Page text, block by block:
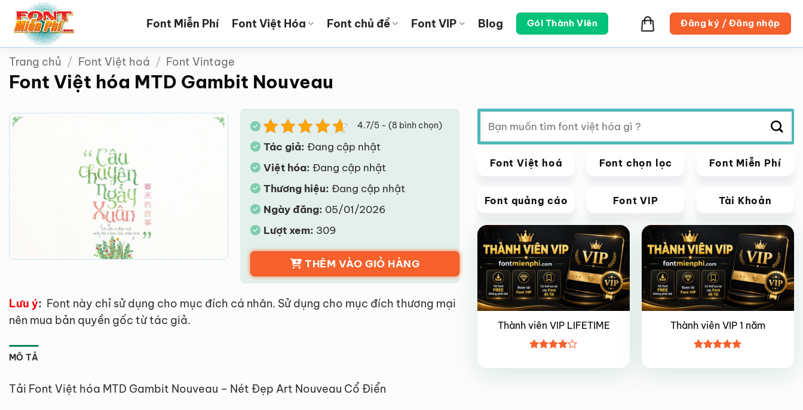
qua
dung
Font Miễn Phí Font Việt Hóa Font chủ đề Font VIP Blog Gói Thành Viên Đăng ký / Đăng nhập
Trang chủ / Font Việt hoá / Font Vintage
Font Việt hóa MTD Gambit Nouveau
4.7/5 - (8 bình chọn)
Tác giả: Đang cập nhật
Việt hóa: Đang cập nhật
Thương hiệu: Đang cập nhật
Ngày đăng: 05/01/2026
Lượt xem: 309
THÊM VÀO GIỎ HÀNG
Lưu ý: Font này chỉ sử dụng cho mục đích cá nhân. Sử dụng cho mục đích thương mại
nên mua bản quyền gốc từ tác giả.
MÔ TẢ
Tải Font Việt hóa MTD Gambit Nouveau – Nét Đẹp Art Nouveau Cổ Điển
Tìm
kiếm:
Font Việt hoá Font chọn lọc Font Miễn Phí
Font quảng cáo Font VIP Tài Khoản
Giảm giá!
Thành viên VIP LIFETIME
xếp hạng
Giảm giá!
Thành viên VIP 1 năm
hạng55